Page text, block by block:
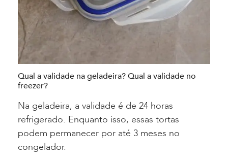
Qual a validade na geladeira? Qual a validade no
freezer?
Na geladeira, a validade é de 24 horas
refrigerado. Enquanto isso, essas tortas
podem permanecer por até 3 meses no
congelador.